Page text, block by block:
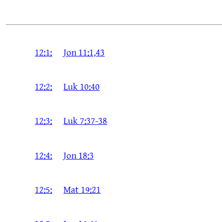
12:1: Jon 11:1,43
12:2: Luk 10:40
12:3: Luk 7:37-38
12:4: Jon 18:3
12:5: Mat 19:21